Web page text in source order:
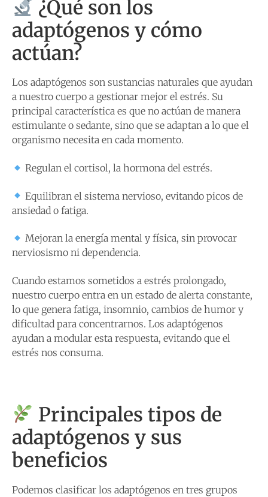
¿Qué son los
adaptógenos y cómo
actúan?
Los adaptógenos son sustancias naturales que ayudan
a nuestro cuerpo a gestionar mejor el estrés. Su
principal característica es que no actúan de manera
estimulante o sedante, sino que se adaptan a lo que el
organismo necesita en cada momento.
Regulan el cortisol, la hormona del estrés.
Equilibran el sistema nervioso, evitando picos de
ansiedad o fatiga.
Mejoran la energía mental y física, sin provocar
nerviosismo ni dependencia.
Cuando estamos sometidos a estrés prolongado,
nuestro cuerpo entra en un estado de alerta constante,
lo que genera fatiga, insomnio, cambios de humor y
dificultad para concentrarnos. Los adaptógenos
ayudan a modular esta respuesta, evitando que el
estrés nos consuma.
Principales tipos de
adaptógenos y sus
beneficios
Podemos clasificar los adaptógenos en tres grupos